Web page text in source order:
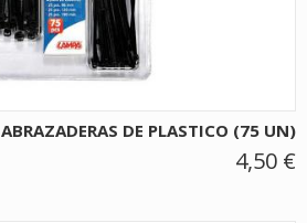
ABRAZADERAS DE PLASTICO (75 UN)
4,50 €